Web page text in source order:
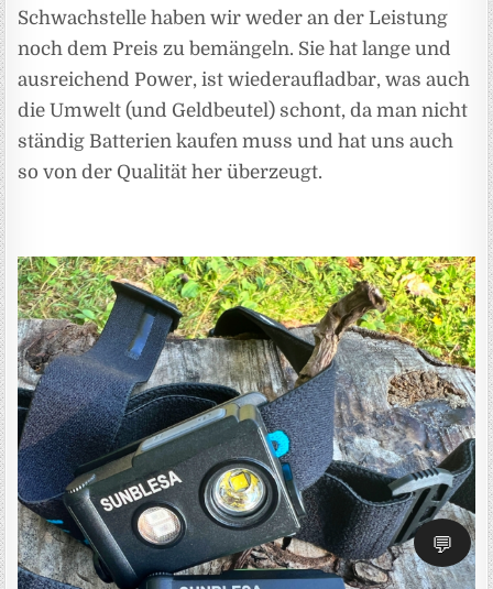
💬
Schwachstelle haben wir weder an der Leistung
noch dem Preis zu bemängeln. Sie hat lange und
ausreichend Power, ist wiederaufladbar, was auch
die Umwelt (und Geldbeutel) schont, da man nicht
ständig Batterien kaufen muss und hat uns auch
so von der Qualität her überzeugt.